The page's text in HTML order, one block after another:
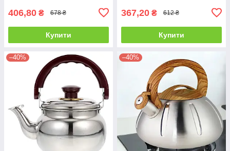
406,80 ₴ 678 ₴
Купити
367,20 ₴ 612 ₴
Купити
–40% –40%